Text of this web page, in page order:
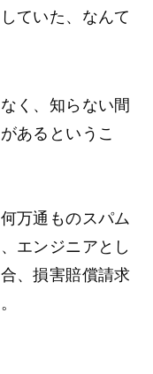
ていた、なんて
く、知らない間
あるというこ
万通ものスパム
エンジニアとし
、損害賠償請求